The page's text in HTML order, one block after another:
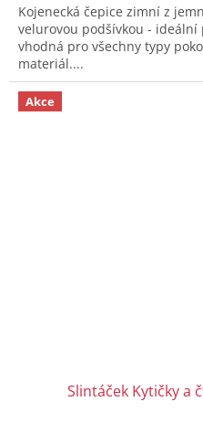
Kojenecká čepice zimní z
velurovou podšívkou - ideální
vhodná pro všechny typy
materiál....
Akce
Slintáček Kytičky a